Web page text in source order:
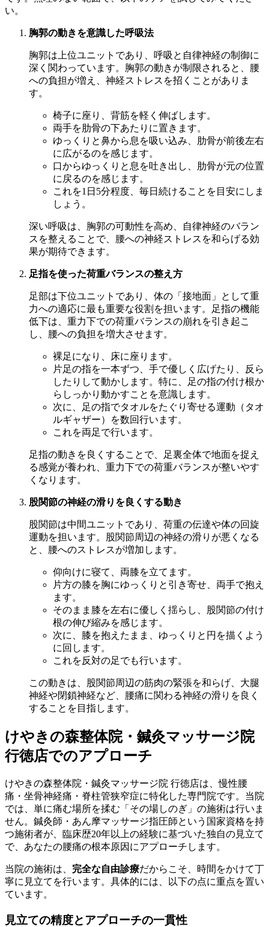
い。
胸郭の動きを意識した呼吸法
胸郭は上位ユニットであり、呼吸と自律神経の制御に
深く関わっています。胸郭の動きが制限されると、腰
への負担が増え、神経ストレスを招くことがありま
す。
椅子に座り、背筋を軽く伸ばします。
両手を肋骨の下あたりに置きます。
ゆっくりと鼻から息を吸い込み、肋骨が前後左右
に広がるのを感じます。
口からゆっくりと息を吐き出し、肋骨が元の位置
に戻るのを感じます。
これを1日5分程度、毎日続けることを目安にしま
しょう。
深い呼吸は、胸郭の可動性を高め、自律神経のバラン
スを整えることで、腰への神経ストレスを和らげる効
果が期待できます。
足指を使った荷重バランスの整え方
足部は下位ユニットであり、体の「接地面」として重
力への適応に最も重要な役割を担います。足指の機能
低下は、重力下での荷重バランスの崩れを引き起こ
し、腰への負担を増大させます。
裸足になり、床に座ります。
片足の指を一本ずつ、手で優しく広げたり、反ら
したりして動かします。特に、足の指の付け根か
らしっかり動かすことを意識します。
次に、足の指でタオルをたぐり寄せる運動（タオ
ルギャザー）を数回行います。
これを両足で行います。
足指の動きを良くすることで、足裏全体で地面を捉え
る感覚が養われ、重力下での荷重バランスが整いやす
くなります。
股関節の神経の滑りを良くする動き
股関節は中間ユニットであり、荷重の伝達や体の回旋
運動を担います。股関節周辺の神経の滑りが悪くなる
と、腰へのストレスが増加します。
仰向けに寝て、両膝を立てます。
片方の膝を胸にゆっくりと引き寄せ、両手で抱え
ます。
そのまま膝を左右に優しく揺らし、股関節の付け
根の伸び縮みを感じます。
次に、膝を抱えたまま、ゆっくりと円を描くよう
に回します。
これを反対の足でも行います。
この動きは、股関節周辺の筋肉の緊張を和らげ、大腿
神経や閉鎖神経など、腰痛に関わる神経の滑りを良く
することを目指します。
けやきの森整体院・鍼灸マッサージ院
行徳店でのアプローチ
けやきの森整体院・鍼灸マッサージ院 行徳店は、慢性腰
痛・坐骨神経痛・脊柱管狭窄症に特化した専門院です。当院
では、単に痛む場所を揉む「その場しのぎ」の施術は行いま
せん。鍼灸師・あん摩マッサージ指圧師という国家資格を持
つ施術者が、臨床歴20年以上の経験に基づいた独自の見立て
で、あなたの腰痛の根本原因にアプローチします。
当院の施術は、 完全な自由診療だからこそ、時間をかけて丁
寧に見立てを行います。具体的には、以下の点に重点を置い
ています。
見立ての精度とアプローチの一貫性